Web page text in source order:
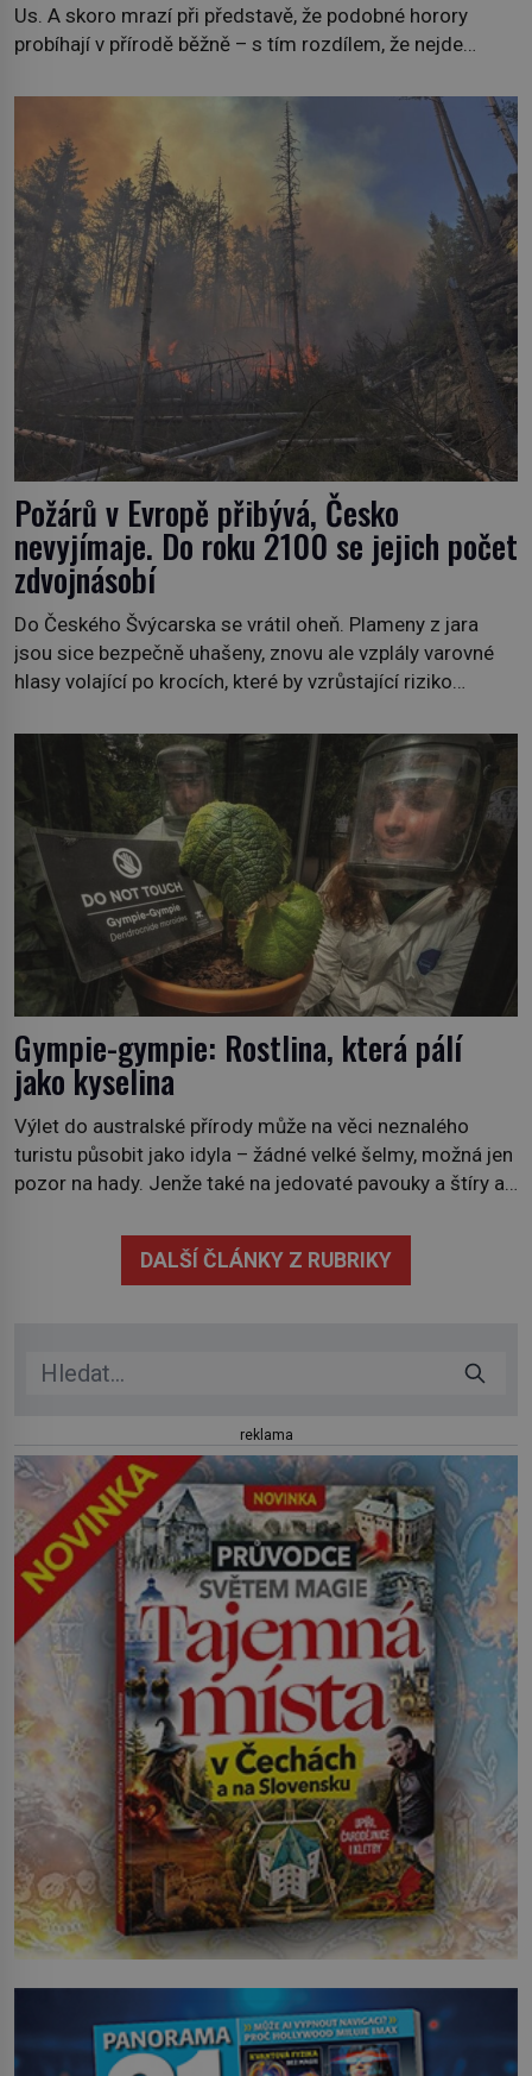
Us. A skoro mrazí při představě, že podobné horory
probíhají v přírodě běžně – s tím rozdílem, že nejde
dokáže ovládat jen vývojově nesrovnatelně jednodušší
živočichy, než je člověk. Najít skutečné zombie není nic
nemožného ani v naší přírodě. […]
Požárů v Evropě přibývá, Česko
nevyjímaje. Do roku 2100 se jejich počet
zdvojnásobí
Do Českého Švýcarska se vrátil oheň. Plameny z jara
jsou sice bezpečně uhašeny, znovu ale vzplály varovné
hlasy volající po krocích, které by vzrůstající riziko
požáry už nejsou problémem pouze vzdáleného
Středomoří. S oteplujícím se klimatem, vysušenou
krajinou a desetiletími lidských zásahů se z nich stává
nový evropský normál […]
Gympie-gympie: Rostlina, která pálí
jako kyselina
Výlet do australské přírody může na věci neznalého
turistu působit jako idyla – žádné velké šelmy, možná jen
pozor na hady. Jenže také na jedovaté pavouky a štíry a
Stačí letmý dotyk a ozve se pronikavá bolest, která
přetrvává i týdny. Nenápadný tento […]
DALŠÍ ČLÁNKY Z RUBRIKY
reklama